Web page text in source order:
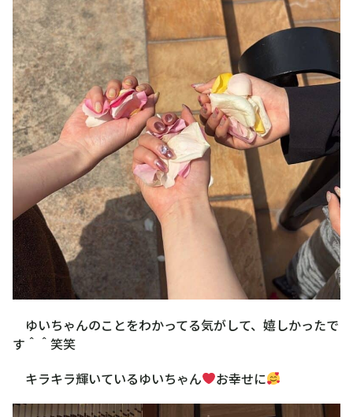
ゆいちゃんのことをわかってる気がして、嬉しかったで
す＾＾笑笑
キラキラ輝いているゆいちゃん
お幸せに